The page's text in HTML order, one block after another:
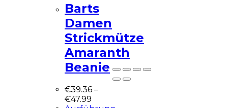
Barts
Damen
Strickmütze
Amaranth
Beanie
€39.36 –
€47.99